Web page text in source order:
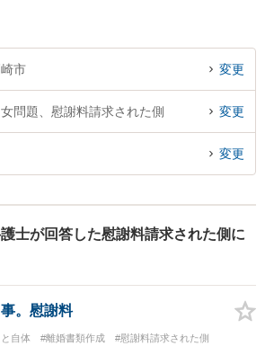
市 変更
問題、慰謝料請求された側 変更
変更
士が回答した慰謝料請求された側に
。慰謝料
自体 #離婚書類作成
#慰謝料請求された側